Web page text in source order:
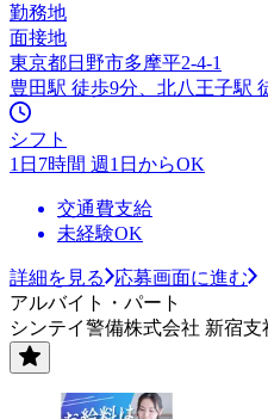
勤務地
面接地
東京都日野市多摩平2-4-1
豊田駅 徒歩9分、北八王子駅
シフト
1日7時間 週1日からOK
交通費支給
未経験OK
詳細を見る
応募画面に進む
アルバイト・パート
シンテイ警備株式会社 新宿支